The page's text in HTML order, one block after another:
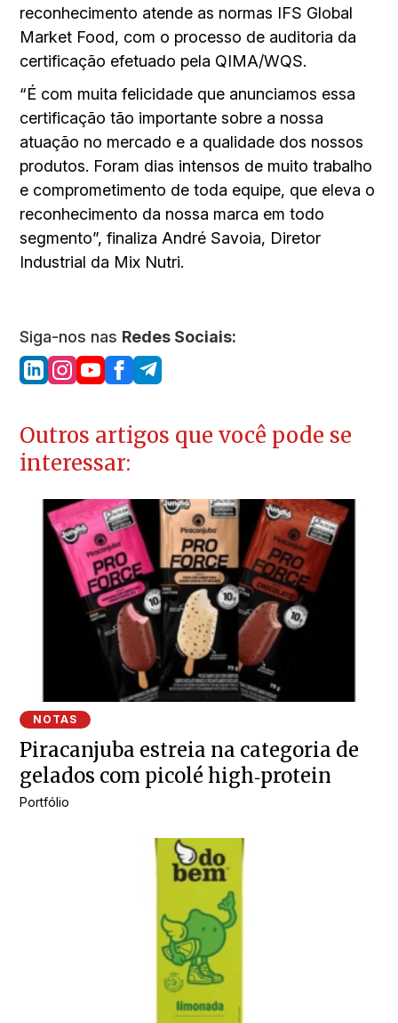
reconhecimento atende as normas IFS Global
Market Food, com o processo de auditoria da
certificação efetuado pela QIMA/WQS.
“É com muita felicidade que anunciamos essa
certificação tão importante sobre a nossa
atuação no mercado e a qualidade dos nossos
produtos. Foram dias intensos de muito trabalho
e comprometimento de toda equipe, que eleva o
reconhecimento da nossa marca em todo
segmento”, finaliza André Savoia, Diretor
Industrial da Mix Nutri.
Siga-nos nas Redes Sociais:
Outros artigos que você pode se
interessar:
NOTAS
Piracanjuba estreia na categoria de
gelados com picolé high‑protein
Portfólio